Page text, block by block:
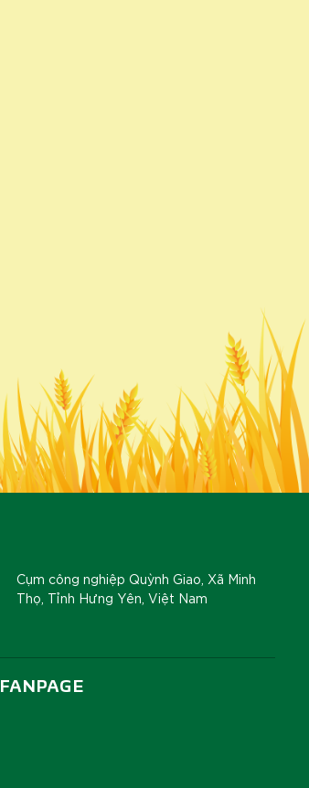
Cụm công nghiệp Quỳnh Giao, Xã Minh
Thọ, Tỉnh Hưng Yên, Việt Nam
FANPAGE